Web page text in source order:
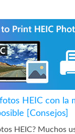
HEIC con la
[Consejos]
HEIC? Muchos